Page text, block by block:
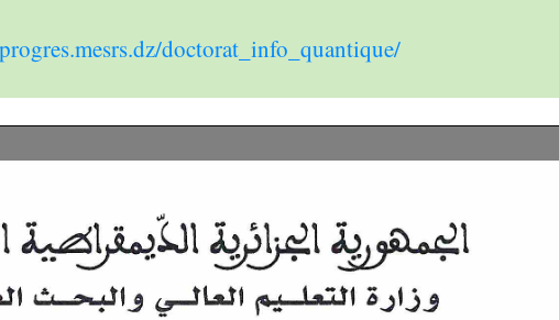
doctorat_info_quantique/